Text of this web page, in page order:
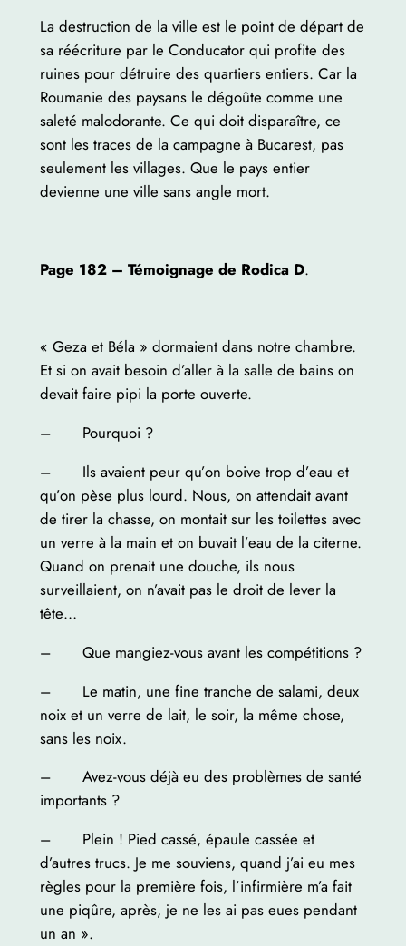
La destruction de la ville est le point de départ de
sa réécriture par le Conducator qui profite des
ruines pour détruire des quartiers entiers. Car la
Roumanie des paysans le dégoûte comme une
saleté malodorante. Ce qui doit disparaître, ce
sont les traces de la campagne à Bucarest, pas
seulement les villages. Que le pays entier
devienne une ville sans angle mort.
Page 182 – Témoignage de Rodica D.
« Geza et Béla » dormaient dans notre chambre.
Et si on avait besoin d’aller à la salle de bains on
devait faire pipi la porte ouverte.
– Pourquoi ?
– Ils avaient peur qu’on boive trop d’eau et
qu’on pèse plus lourd. Nous, on attendait avant
de tirer la chasse, on montait sur les toilettes avec
un verre à la main et on buvait l’eau de la citerne.
Quand on prenait une douche, ils nous
surveillaient, on n’avait pas le droit de lever la
tête…
– Que mangiez-vous avant les compétitions ?
– Le matin, une fine tranche de salami, deux
noix et un verre de lait, le soir, la même chose,
sans les noix.
– Avez-vous déjà eu des problèmes de santé
importants ?
– Plein ! Pied cassé, épaule cassée et
d’autres trucs. Je me souviens, quand j’ai eu mes
règles pour la première fois, l’infirmière m’a fait
une piqûre, après, je ne les ai pas eues pendant
un an ».